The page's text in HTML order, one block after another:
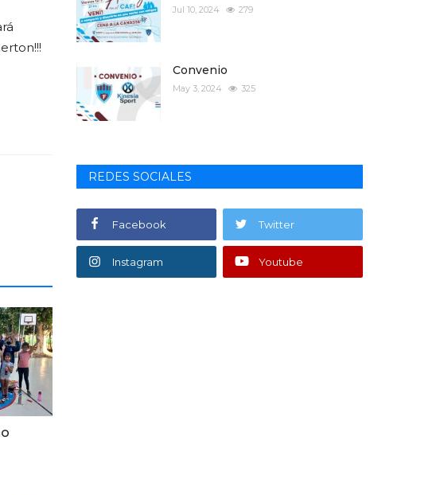
Jul 10, 2024 279
Convenio
May 3, 2024 325
REDES SOCIALES
Facebook Twitter
Instagram Youtube